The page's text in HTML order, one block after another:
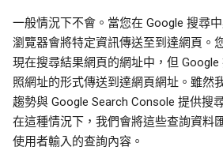
一般情況下不會。當您在 Google 搜尋
瀏覽器會將特定資訊傳送至到達網頁。
現在搜尋結果網頁的網址中，但
照網址的形式傳送到達網頁網址。雖然
趨勢與 Google Search Console 提供搜
在這種情況下，我們會將這些查詢資料
使用者輸入的查詢內容。